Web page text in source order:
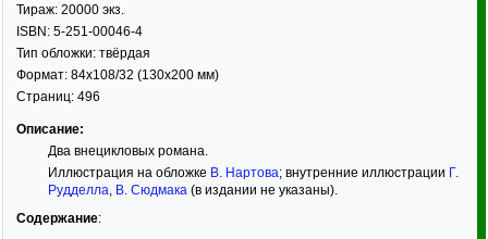
Тираж: 20000 экз.
ISBN: 5-251-00046-4
Тип обложки: твёрдая
Формат: 84x108/32 (130x200 мм)
Страниц: 496
Описание:
Два внецикловых романа.
Иллюстрация на обложке В. Нартова; внутренние иллюстрации Г.
Рудделла В. Сюдмака (в издании не указаны).
Содержание: